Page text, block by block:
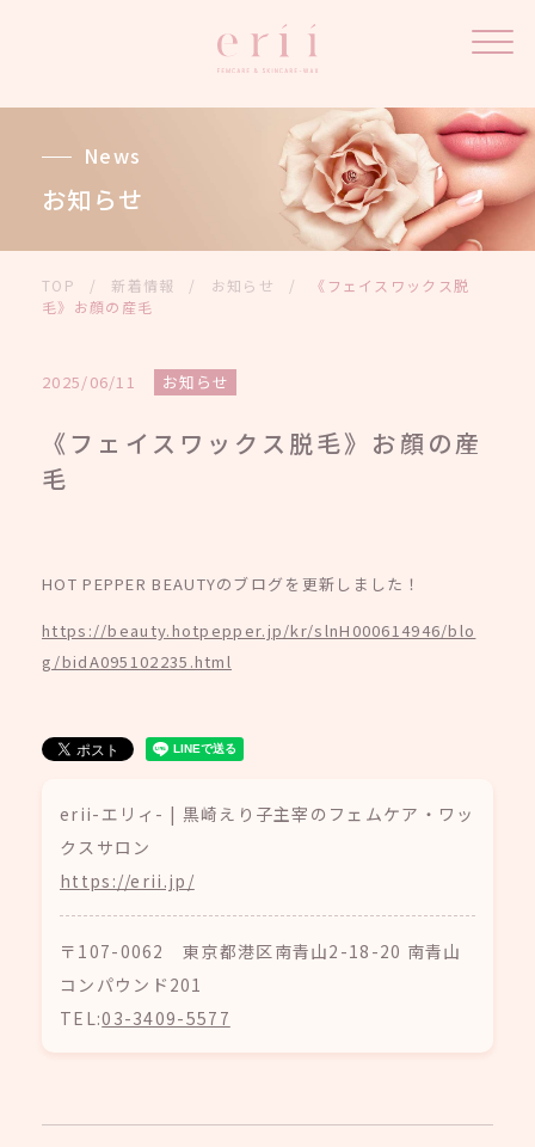
News
お知らせ
TOP / 新着情報 / お知らせ /
《フェイスワックス脱
毛》お顔の産毛
2025/06/11 お知らせ
《フェイスワックス脱毛》お顔の産
毛
HOT PEPPER BEAUTYのブログを更新しました！
https://beauty.hotpepper.jp/kr/slnH000614946/blo
g/bidA095102235.html
erii-エリィ- | 黒崎えり子主宰のフェムケア・ワッ
クスサロン
https://erii.jp/
〒107-0062 東京都港区南青山2-18-20 南青山
コンパウンド201
TEL:03-3409-5577